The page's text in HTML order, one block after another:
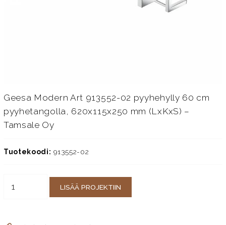
Geesa Modern Art 913552-02 pyyhehylly 60 cm
pyyhetangolla, 620x115x250 mm (LxKxS) –
Tamsale Oy
Tuotekoodi: 913552-02
LISÄÄ PROJEKTIIN